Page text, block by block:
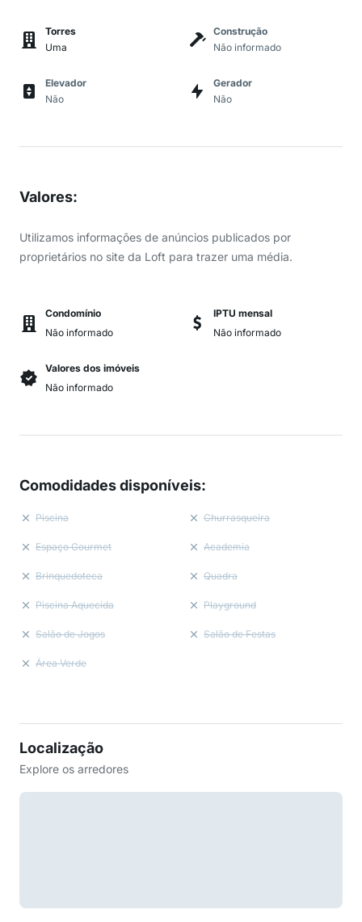
Torres
Uma
Construção
Não informado
Elevador
Não
Gerador
Não
Valores:
Utilizamos informações de anúncios publicados por
proprietários no site da Loft para trazer uma média.
Condomínio
Não informado
IPTU mensal
Não informado
Valores dos imóveis
Não informado
Comodidades disponíveis:
Piscina Churrasqueira
Espaço Gourmet Academia
Brinquedoteca Quadra
Piscina Aquecida Playground
Salão de Jogos Salão de Festas
Área Verde
Localização
Explore os arredores